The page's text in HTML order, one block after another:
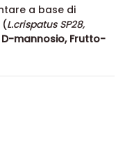
a base di
(L.crispatus SP28,
D-mannosio, Frutto-